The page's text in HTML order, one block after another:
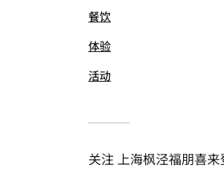
餐饮
体验
活动
关注上海枫泾福朋喜来